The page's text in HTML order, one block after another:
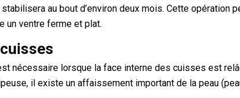
au bout d’environ deux mois. Cette opération
un ventre ferme et plat.
nécessaire lorsque la face interne des cuisses est
il existe un affaissement important de la peau